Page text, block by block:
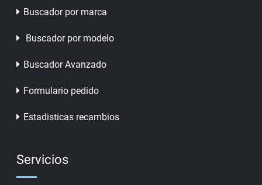
Buscador por marca
Buscador por modelo
Buscador Avanzado
Formulario pedido
Estadisticas recambios
Servicios